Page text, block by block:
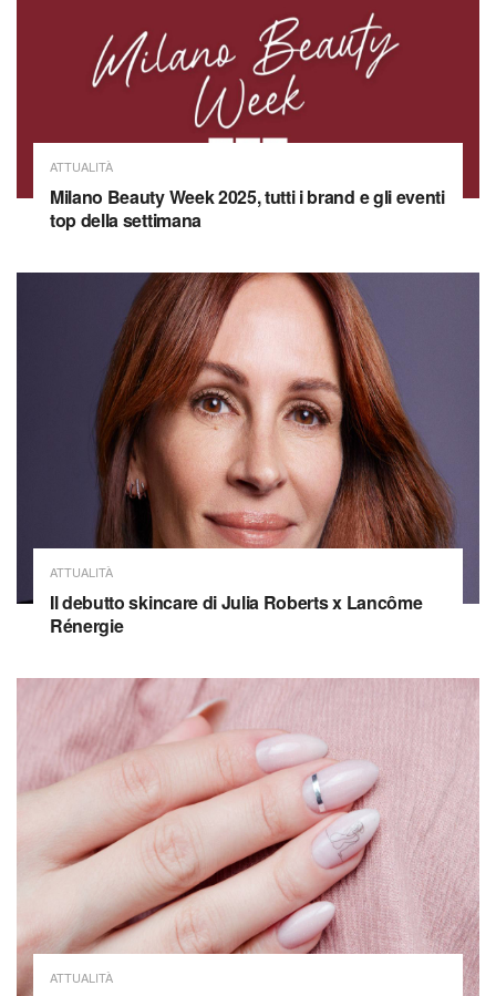
ATTUALITÀ
Milano Beauty Week 2025, tutti i brand e gli eventi
top della settimana
ATTUALITÀ
Il debutto skincare di Julia Roberts x Lancôme
Rénergie
ATTUALITÀ